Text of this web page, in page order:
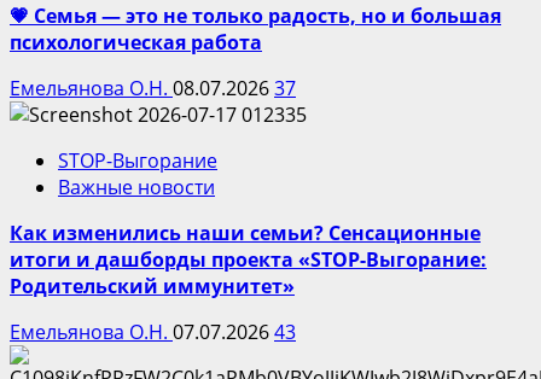
💗 Семья — это не только радость, но и большая
психологическая работа
Емельянова О.Н. 08.07.202637
STOP-Выгорание
Важные новости
Как изменились наши семьи? Сенсационные
итоги и дашборды проекта «STOP-Выгорание:
Родительский иммунитет»
Емельянова О.Н. 07.07.202643